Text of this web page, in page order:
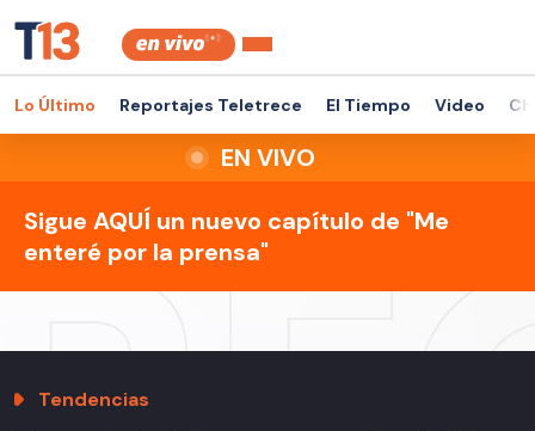
Lo Último Reportajes Teletrece El Tiempo Video
EN VIVO
Sigue AQUÍ un nuevo capítulo de "Me
enteré por la prensa"
Tendencias